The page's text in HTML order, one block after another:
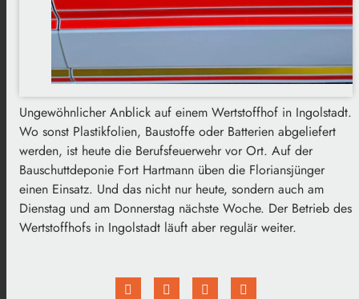
Ungewöhnlicher Anblick auf einem Wertstoffhof in Ingolstadt.
Wo sonst Plastikfolien, Baustoffe oder Batterien abgeliefert
werden, ist heute die Berufsfeuerwehr vor Ort. Auf der
Bauschuttdeponie Fort Hartmann üben die Floriansjünger
einen Einsatz. Und das nicht nur heute, sondern auch am
Dienstag und am Donnerstag nächste Woche. Der Betrieb des
Wertstoffhofs in Ingolstadt läuft aber regulär weiter.